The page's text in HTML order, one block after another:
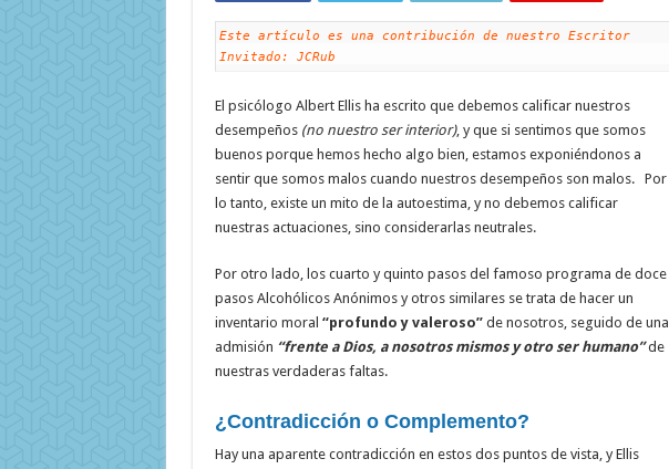
Este artículo es una contribución de nuestro Escritor
Invitado: JCRub
El psicólogo Albert Ellis ha escrito que debemos calificar nuestros
desempeños (no nuestro ser interior), y que si sentimos que somos
buenos porque hemos hecho algo bien, estamos exponiéndonos a
sentir que somos malos cuando nuestros desempeños son malos. Por
lo tanto, existe un mito de la autoestima, y no debemos calificar
nuestras actuaciones, sino considerarlas neutrales.
Por otro lado, los cuarto y quinto pasos del famoso programa de doce
pasos Alcohólicos Anónimos y otros similares se trata de hacer un
inventario moral “profundo y valeroso”de nosotros, seguido de una
admisión “frente a Dios, a nosotros mismos y otro ser humano”de
nuestras verdaderas faltas.
¿Contradicción o Complemento?
Hay una aparente contradicción en estos dos puntos de vista, y Ellis